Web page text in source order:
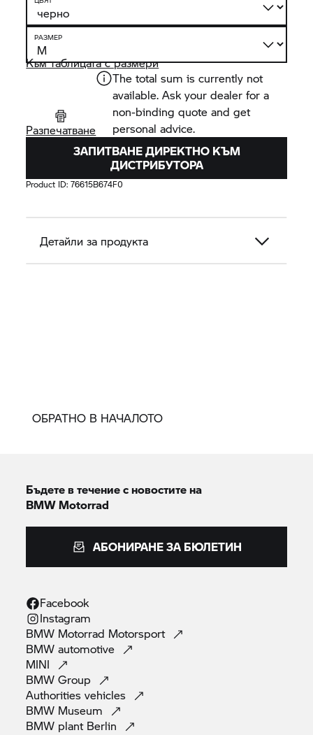
РАЗМЕР
Към таблицата с размери
Разпечатване
The total sum is currently not
available. Ask your dealer for a
non-binding quote and get
personal advice.
ЗАПИТВАНЕ ДИРЕКТНО КЪМ
ДИСТРИБУТОРА
Product ID:76615B674F0
Детайли за продукта
ОБРАТНО В НАЧАЛОТО
Бъдете в течение с новостите на
BMW Motorrad
АБОНИРАНЕ ЗА БЮЛЕТИН
Facebook
Instagram
BMW Motorrad Motorsport
BMWautomotive
MINI
BMWGroup
Authoritiesvehicles
BMW Museum
BMW plant Berlin